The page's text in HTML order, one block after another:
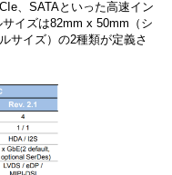
、SATAといった高速イン
イズは82mm x 50mm（シ
サイズ）の2種類が定義さ